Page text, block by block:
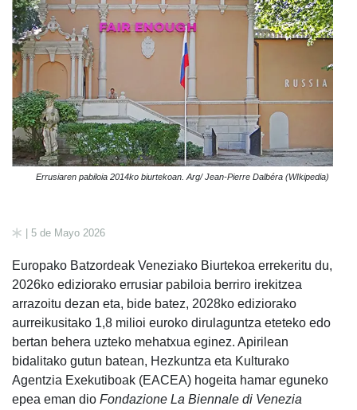
Errusiaren pabiloia 2014ko biurtekoan. Arg/ Jean-Pierre Dalbéra (WIkipedia)
| 5 de Mayo 2026
Europako Batzordeak Veneziako Biurtekoa errekeritu du,
2026ko ediziorako errusiar pabiloia berriro irekitzea
arrazoitu dezan eta, bide batez, 2028ko ediziorako
aurreikusitako 1,8 milioi euroko dirulaguntza eteteko edo
bertan behera uzteko mehatxua eginez. Apirilean
bidalitako gutun batean, Hezkuntza eta Kulturako
Agentzia Exekutiboak (EACEA) hogeita hamar eguneko
epea eman dio Fondazione La Biennale di Venezia